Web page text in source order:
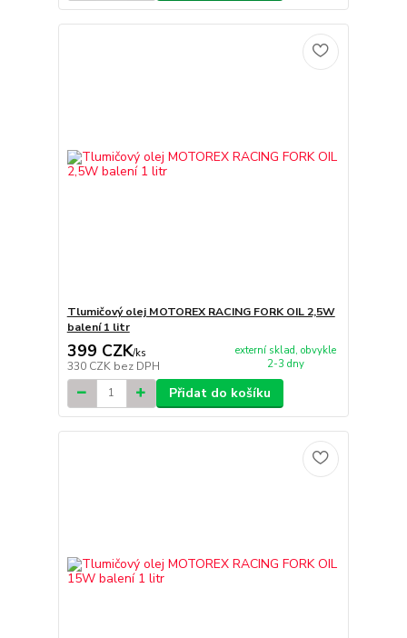
Tlumičový olej MOTOREX RACING FORK OIL 2,5W
balení 1 litr
399 CZK/ks
330 CZK bez DPH
externí sklad, obvykle
2-3 dny
Přidat do košíku